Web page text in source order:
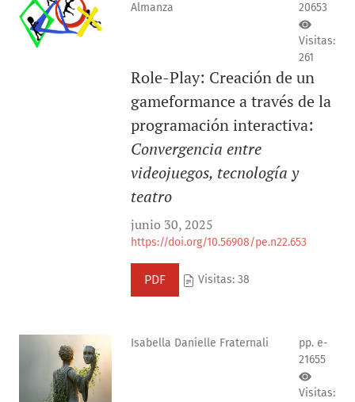
Almanza
20653
Visitas:
261
Role-Play: Creación de un
gameformance a través de la
programación interactiva:
Convergencia entre
videojuegos, tecnología y
teatro
junio 30, 2025
https://doi.org/10.56908/pe.n22.653
PDF Visitas: 38
Isabella Danielle Fraternali
pp. e-
21655
Visitas: